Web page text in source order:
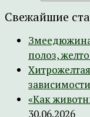
Свежайшие
полоз,
«Как
30.06.2026